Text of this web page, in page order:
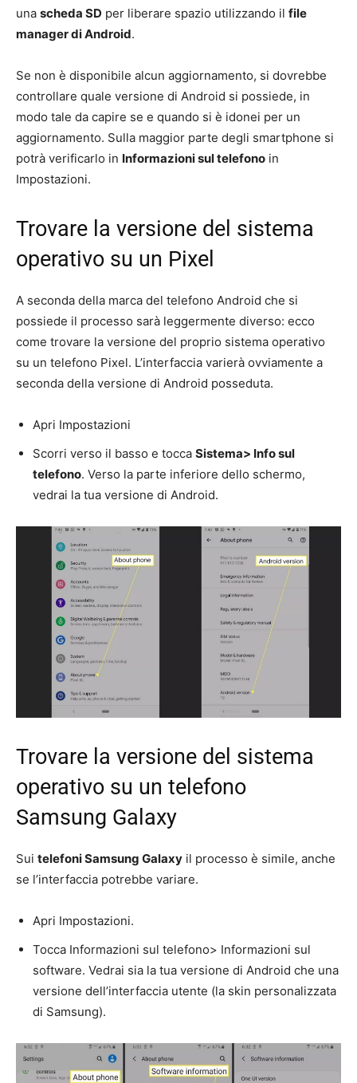
una scheda SD per liberare spazio utilizzando il file
manager di Android.
Se non è disponibile alcun aggiornamento, si dovrebbe
controllare quale versione di Android si possiede, in
modo tale da capire se e quando si è idonei per un
aggiornamento. Sulla maggior parte degli smartphone si
potrà verificarlo in Informazioni sul telefono in
Impostazioni.
Trovare la versione del sistema
operativo su un Pixel
A seconda della marca del telefono Android che si
possiede il processo sarà leggermente diverso: ecco
come trovare la versione del proprio sistema operativo
su un telefono Pixel. L’interfaccia varierà ovviamente a
seconda della versione di Android posseduta.
Apri Impostazioni
Scorri verso il basso e tocca Sistema> Info sul
telefono. Verso la parte inferiore dello schermo,
vedrai la tua versione di Android.
Trovare la versione del sistema
operativo su un telefono
Samsung Galaxy
Sui telefoni Samsung Galaxy il processo è simile, anche
se l’interfaccia potrebbe variare.
Apri Impostazioni.
Tocca Informazioni sul telefono> Informazioni sul
software. Vedrai sia la tua versione di Android che una
versione dell’interfaccia utente (la skin personalizzata
di Samsung).